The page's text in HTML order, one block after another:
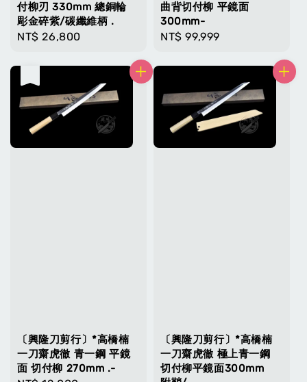
付柳刃 330mm 總銅輪
彫金碎紫/碳纖維柄 .
Regular
NT$ 26,800
曲背切付柳 平鏡面
300mm-
Regular
NT$ 99,999
〔興隆刀剪行〕*高橋楠
一刀齋虎徹 青一鋼 平鏡
面 切付柳 270mm .-
〔興隆刀剪行〕*高橋楠
一刀齋虎徹 極上青一鋼
切付柳平鏡面300mm